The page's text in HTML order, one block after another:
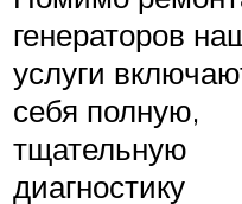
генераторов
услуги
себя полную,
тщательную
диагностику